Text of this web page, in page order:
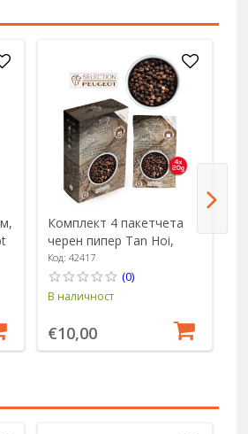
Комплект 4 пакетчета
черен пипер Tan Hoi,
4x20g, "Spices" - Peugeot
Код: 42417
(0)
В наличност
€10,00